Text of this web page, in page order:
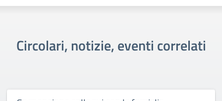
Circolari, notizie, eventi correlati